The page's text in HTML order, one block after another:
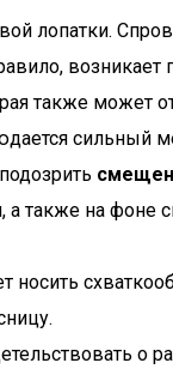
лопатки.
возникает
также может
сильный
а также на
о